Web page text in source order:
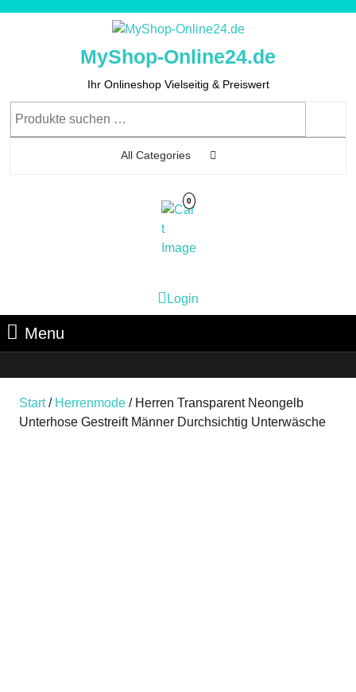
MyShop-Online24.de
Ihr Onlineshop Vielseitig & Preiswert
All Categories
0
Login
Menu
Start/ Herrenmode / Herren Transparent Neongelb
Unterhose Gestreift Männer Durchsichtig Unterwäsche